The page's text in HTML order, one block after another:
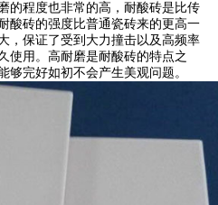
程度也非常的高，耐酸砖是比传
酸砖的强度比普通瓷砖来的更高一
，保证了受到大力撞击以及高频率
使用。高耐磨是耐酸砖的特点之
够完好如初不会产生美观问题。